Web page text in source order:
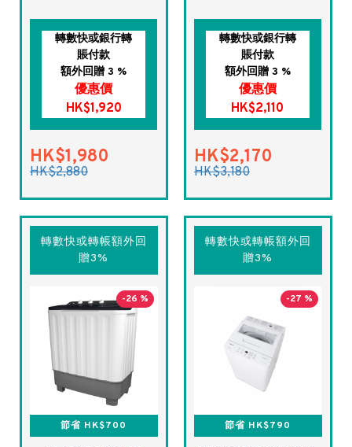
轉數快或銀行轉
賬付款
額外回贈 3 %
優惠價
HK$1,920
HK$1,980
HK$2,880
轉數快或銀行轉
賬付款
額外回贈 3 %
優惠價
HK$2,110
HK$2,170
HK$3,180
轉數快或轉帳額外回
贈3%
-26 %
節省 HK$700
轉數快或轉帳額外回
贈3%
-27 %
節省 HK$790